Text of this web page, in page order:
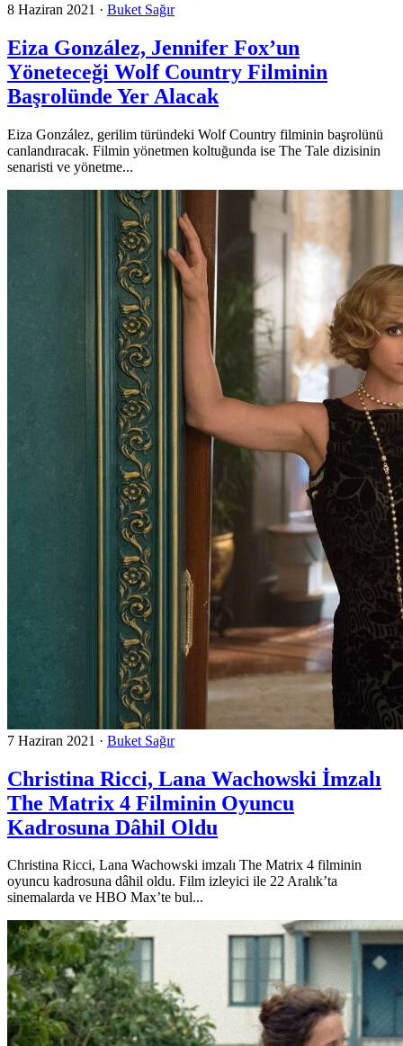
8 Haziran 2021 · Buket Sağır
Eiza González, Jennifer Fox’un
Yöneteceği Wolf Country Filminin
Başrolünde Yer Alacak
Eiza González, gerilim türündeki Wolf Country filminin başrolünü
canlandıracak. Filmin yönetmen koltuğunda ise The Tale dizisinin
senaristi ve yönetme...
7 Haziran 2021 · Buket Sağır
Christina Ricci, Lana Wachowski İmzalı
The Matrix 4 Filminin Oyuncu
Kadrosuna Dâhil Oldu
Christina Ricci, Lana Wachowski imzalı The Matrix 4 filminin
oyuncu kadrosuna dâhil oldu. Film izleyici ile 22 Aralık’ta
sinemalarda ve HBO Max’te bul...